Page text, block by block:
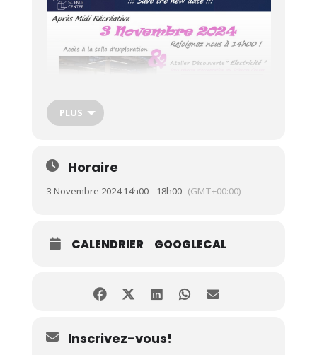
PLUS
Horaire
3 Novembre 2024 14h00 - 18h00 (GMT+00:00)
CALENDRIER GOOGLECAL
Inscrivez-vous!